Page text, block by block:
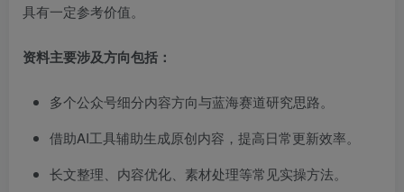
具有一定参考价值。
资料主要涉及方向包括：
多个公众号细分内容方向与蓝海赛道研究思路。
借助AI工具辅助生成原创内容，提高日常更新效率。
长文整理、内容优化、素材处理等常见实操方法。